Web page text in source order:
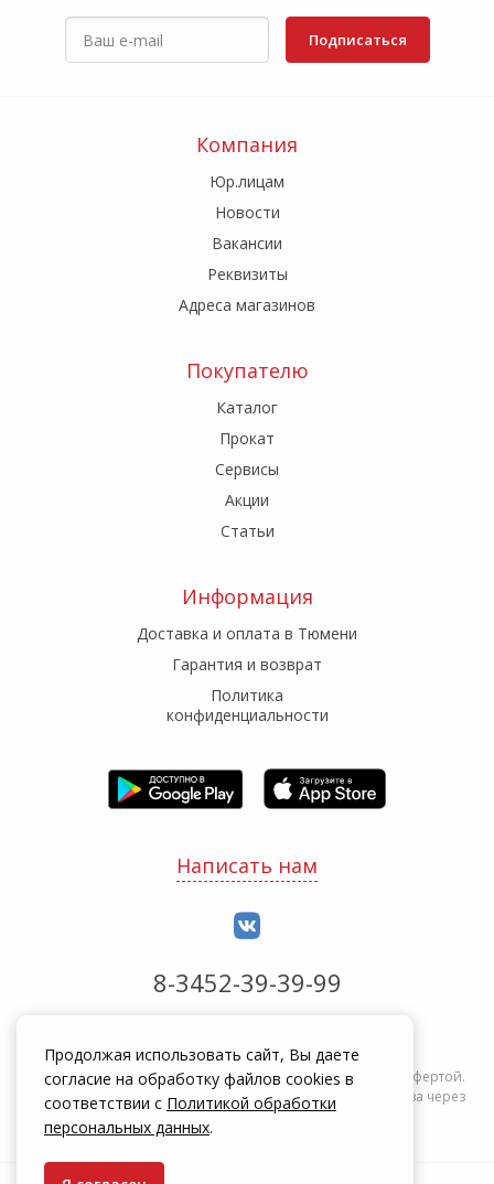
Подписаться
Компания
Юр.лицам
Новости
Вакансии
Реквизиты
Адреса магазинов
Покупателю
Каталог
Прокат
Сервисы
Акции
Статьи
Информация
Доставка и оплата в Тюмени
Гарантия и возврат
Политика
конфиденциальности
Написать нам
8-3452-39-39-99
Информация на сайте zakrepi.ru не является публичной офертой.
Указанные цены действуют только при оформлении заказа через
интернет-магазин zakrepi.ru.
Продолжая использовать сайт, Вы даете
согласие на обработку файлов cookies в
соответствии с Политикой обработки
персональных данных.